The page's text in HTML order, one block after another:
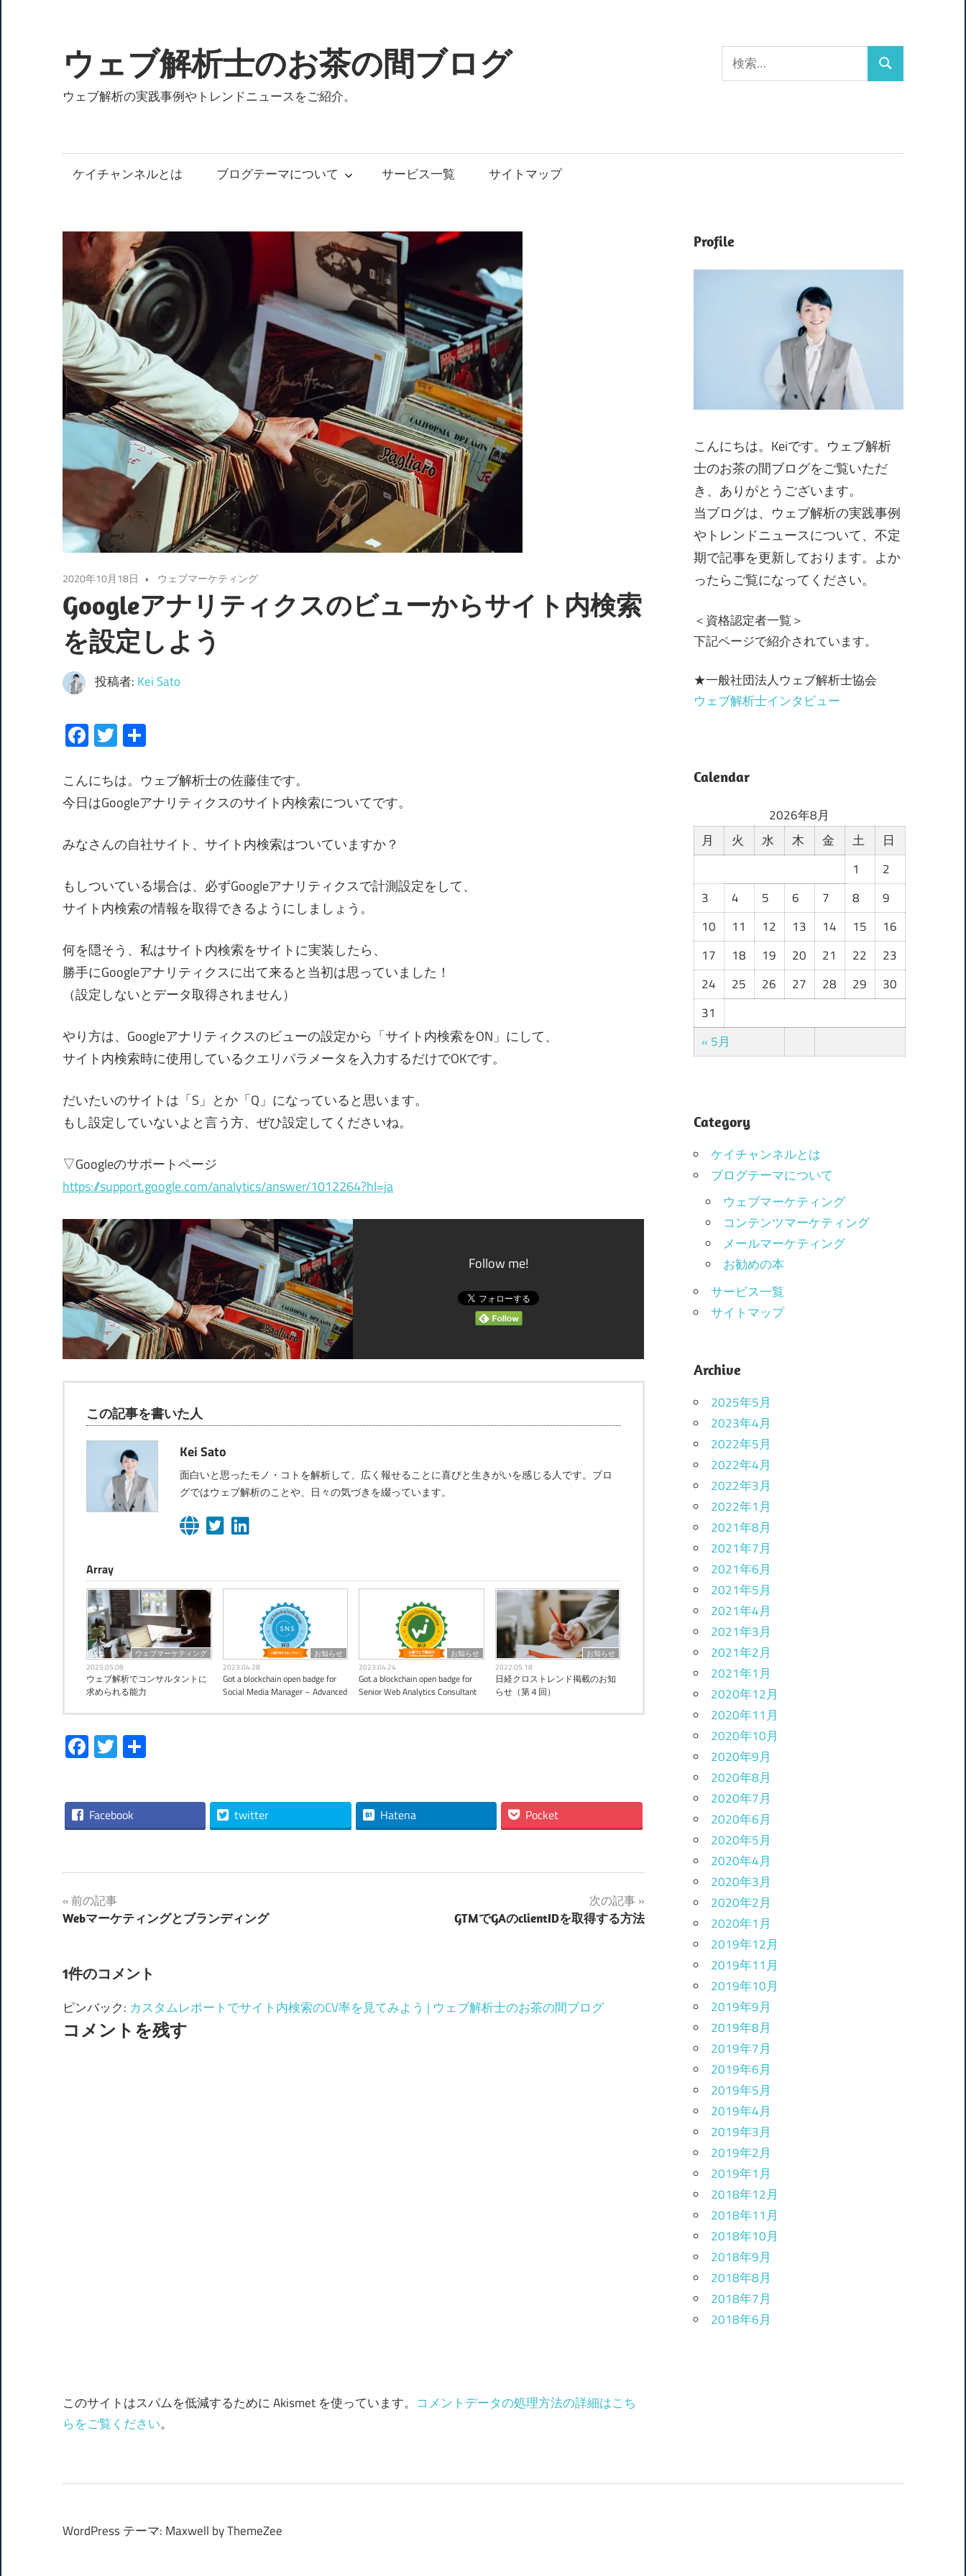
テ
ン
ツ
キ
ッ
ウェブ解析士のお茶の間ブログ
ウェブ解析の実践事例やトレンドニュースをご紹介。
索:
検
ケイチャンネルとは ブログテーマについて サービス一覧 サイトマップ
2020年10月18日 ウェブマーケティング
Googleアナリティクスのビューからサイト内検索
を設定しよう
投稿者: Kei Sato
Facebook
Twitter
こんにちは。ウェブ解析士の佐藤佳です。
今日はGoogleアナリティクスのサイト内検索についてです。
みなさんの自社サイト、サイト内検索はついていますか？
もしついている場合は、必ずGoogleアナリティクスで計測設定をして、
サイト内検索の情報を取得できるようにしましょう。
何を隠そう、私はサイト内検索をサイトに実装したら、
勝手にGoogleアナリティクスに出て来ると当初は思っていました！
（設定しないとデータ取得されません）
やり方は、Googleアナリティクスのビューの設定から「サイト内検索をON」にして、
サイト内検索時に使用しているクエリパラメータを入力するだけでOKです。
だいたいのサイトは「S」とか「Q」になっていると思います。
もし設定していないよと言う方、ぜひ設定してくださいね。
▽Googleのサポートページ
https://support.google.com/analytics/answer/1012264?hl=ja
Follow me!
この記事を書いた人
Kei Sato
面白いと思ったモノ・コトを解析して、広く報せることに喜びと生きがいを感じる人です。ブロ
グではウェブ解析のことや、日々の気づきを綴っています。
Array
ウェブマーケティング
2025.05.08
ウェブ解析でコンサルタントに
求められる能力
お知らせ
2023.04.28
Got a blockchain open badge for
Social Media Manager – Advanced
お知らせ
2023.04.24
Got a blockchain open badge for
Senior Web Analytics Consultant
お知らせ
2022.05.18
日経クロストレンド掲載のお知
らせ（第４回）
Facebook
Twitter
Facebook twitter Hatena Pocket
投
稿
ナ
ビ
ゲ
ー
前の記事
Webマーケティングとブランディング
次の記事
GTMでGAのclientIDを取得する方法
1件のコメント
ピンバック: カスタムレポートでサイト内検索のCV率を見てみよう | ウェブ解析士のお茶の間ブログ
コメントを残す
このサイトはスパムを低減するために Akismet を使っています。 コメントデータの処理方法の詳細はこち
らをご覧ください。
Profile
こんにちは。Keiです。ウェブ解析
士のお茶の間ブログをご覧いただ
き、ありがとうございます。
当ブログは、ウェブ解析の実践事例
やトレンドニュースについて、不定
期で記事を更新しております。よか
ったらご覧になってください。
＜資格認定者一覧＞
下記ページで紹介されています。
★一般社団法人ウェブ解析士協会
ウェブ解析士インタビュー
Calendar
2026年8月
月
火 水 木 金 土 日
« 5月
1
2
3
4 5 6 7 8
9
10
11 12 13 14 15
16
17
18 19 20 21 22
23
24
25 26 27 28 29
30
31
Category
ケイチャンネルとは
ブログテーマについて
ウェブマーケティング
コンテンツマーケティング
メールマーケティング
お勧めの本
サービス一覧
サイトマップ
Archive
2025年5月
2023年4月
2022年5月
2022年4月
2022年3月
2022年1月
2021年8月
2021年7月
2021年6月
2021年5月
2021年4月
2021年3月
2021年2月
2021年1月
2020年12月
2020年11月
2020年10月
2020年9月
2020年8月
2020年7月
2020年6月
2020年5月
2020年4月
2020年3月
2020年2月
2020年1月
2019年12月
2019年11月
2019年10月
2019年9月
2019年8月
2019年7月
2019年6月
2019年5月
2019年4月
2019年3月
2019年2月
2019年1月
2018年12月
2018年11月
2018年10月
2018年9月
2018年8月
2018年7月
2018年6月
WordPress テーマ: Maxwell by ThemeZee